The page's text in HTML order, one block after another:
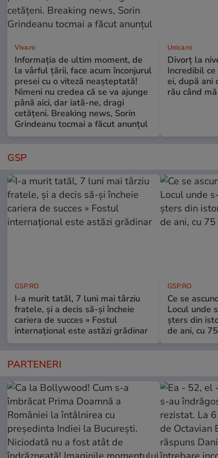
Viva.ro
Informația de ultim moment, de
la vârful țării, face acum înconjurul
presei cu o viteză neașteptată!
Nimeni nu credea că se va ajunge
până aici, dar iată-ne, dragi
cetățeni. Breaking news, Sorin
Grindeanu tocmai a făcut anunțul
Unica.ro
Divorț la
Incredibil
ei, după ani
rău când
GSP
GSP.RO
I-a murit tatăl, 7 luni mai târziu
fratele, și a decis să-și încheie
cariera de succes » Fostul
internațional este astăzi grădinar
GSP.RO
Ce se
Locul unde
șters din
de ani, cu
PARTENERI